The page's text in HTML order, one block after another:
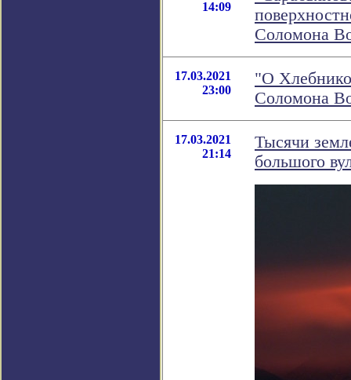
14:09
Соломона
17.03.2021
23:00
"О
Соломона
17.03.2021
21:14
Тысячи
большого